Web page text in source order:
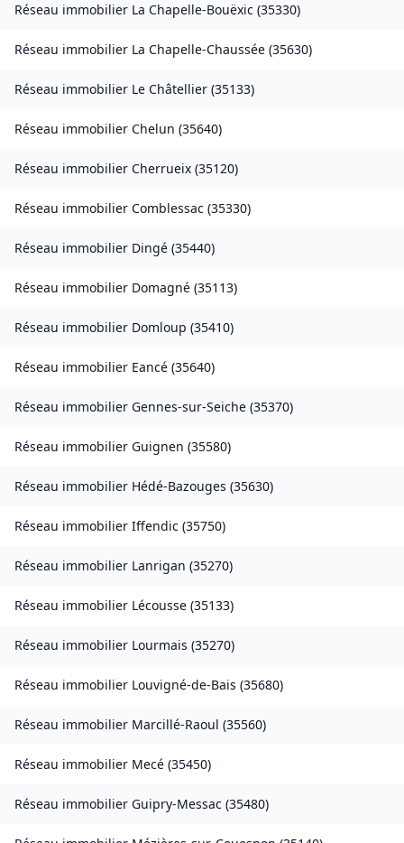
Réseau immobilier La Chapelle-Bouëxic (35330)
Réseau immobilier La Chapelle-Chaussée (35630)
Réseau immobilier Le Châtellier (35133)
Réseau immobilier Chelun (35640)
Réseau immobilier Cherrueix (35120)
Réseau immobilier Comblessac (35330)
Réseau immobilier Dingé (35440)
Réseau immobilier Domagné (35113)
Réseau immobilier Domloup (35410)
Réseau immobilier Eancé (35640)
Réseau immobilier Gennes-sur-Seiche (35370)
Réseau immobilier Guignen (35580)
Réseau immobilier Hédé-Bazouges (35630)
Réseau immobilier Iffendic (35750)
Réseau immobilier Lanrigan (35270)
Réseau immobilier Lécousse (35133)
Réseau immobilier Lourmais (35270)
Réseau immobilier Louvigné-de-Bais (35680)
Réseau immobilier Marcillé-Raoul (35560)
Réseau immobilier Mecé (35450)
Réseau immobilier Guipry-Messac (35480)